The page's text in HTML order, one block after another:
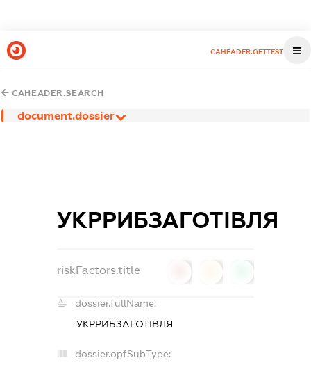
CAHEADER.GETTEST
CAHEADER.SEARCH
document.dossier
УКРРИБЗАГОТІВЛЯ
riskFactors.title
dossier.fullName:
УКРРИБЗАГОТІВЛЯ
dossier.opfSubType: